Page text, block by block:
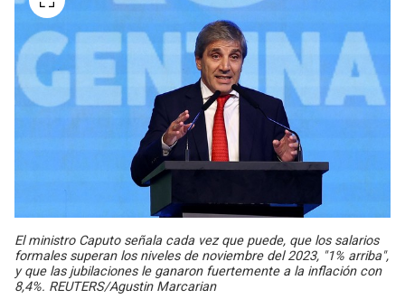
El ministro Caputo señala cada vez que puede, que los salarios
formales superan los niveles de noviembre del 2023, "1% arriba",
y que las jubilaciones le ganaron fuertemente a la inflación con
8,4%. REUTERS/Agustin Marcarian